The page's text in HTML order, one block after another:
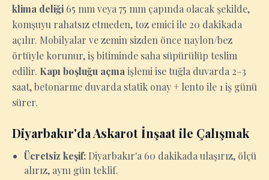
klima deliği 65 mm veya 75 mm çapında olacak şekilde,
komşuyu rahatsız etmeden, toz emici ile 20 dakikada
açılır. Mobilyalar ve zemin sizden önce naylon/bez
örtüyle korunur, iş bitiminde saha süpürülüp teslim
edilir. Kapı boşluğu açma işlemi ise tuğla duvarda 2–3
saat, betonarme duvarda statik onay + lento ile 1 iş günü
sürer.
Diyarbakır'da Askarot İnşaat ile Çalışmak
Ücretsiz keşif: Diyarbakır'a 60 dakikada ulaşırız, ölçü
alırız, aynı gün teklif.